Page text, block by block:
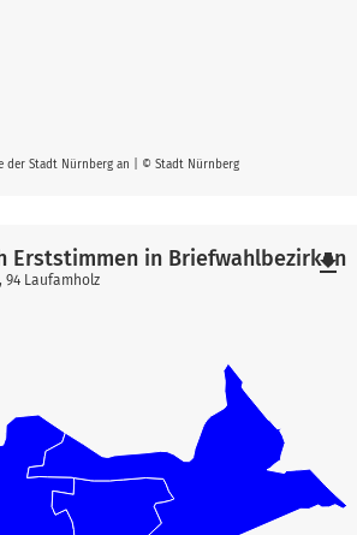
der Stadt Nürnberg an | © Stadt Nürnberg
Erststimmen in Briefwahlbezirken
94 Laufamholz
file_download